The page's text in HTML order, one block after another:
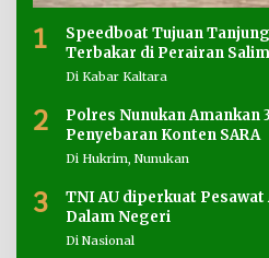
1
Speedboat Tujuan
Terbakar di Perairan
Di Kabar Kaltara
2
Polres Nunukan Amankan
Penyebaran Konten SARA
Di Hukrim, Nunukan
3
TNI AU diperkuat
Dalam Negeri
Di Nasional